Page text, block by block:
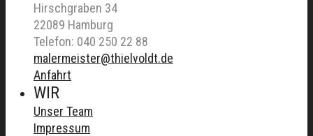
Hirschgraben 34
22089 Hamburg
Telefon: 040 250 22 88
malermeister@thielvoldt.de
Anfahrt
WIR
Unser Team
Impressum